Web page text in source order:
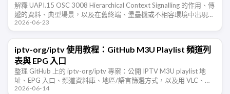
解釋 UAPI.15 OSC 3008 Hierarchical Context Signalling 的作用、傳
遞的資料、典型場景，以及在舊終端、堡壘機或不相容環境中出現亂
碼時的排查和禁用方法。
2026-06-23
iptv-org/iptv 使用教程：GitHub M3U Playlist 頻道列
表與 EPG 入口
整理 GitHub 上的 iptv-org/iptv 專案：公開 IPTV M3U playlist 地
址、EPG 入口、頻道資料庫、地區/語言篩選方式，以及用 VLC、
IINA、PotPlayer …
2026-06-14